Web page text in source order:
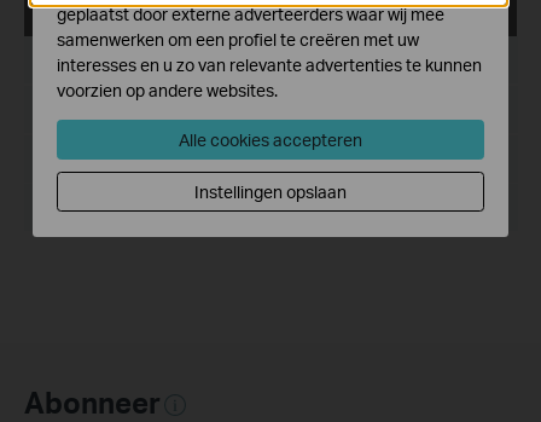
USB_Printer_Controller_Utility_Windows
Publicatiedatum:2016-11-03
Bestandsgrootte:14.6 MB
Besturingssysteem: WinXP/Vista/7/8/8.1/10
Abonneer
geplaatst door externe adverteerders waar wij mee
samenwerken om een profiel te creëren met uw
interesses en u zo van relevante advertenties te kunnen
voorzien op andere websites.
Alle cookies accepteren
Instellingen opslaan